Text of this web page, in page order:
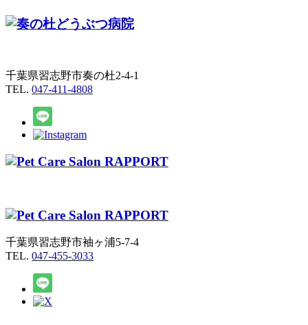
千葉県習志野市奏の杜2-4-1
TEL. 047-411-4808
千葉県習志野市袖ヶ浦5-7-4
TEL. 047-455-3033